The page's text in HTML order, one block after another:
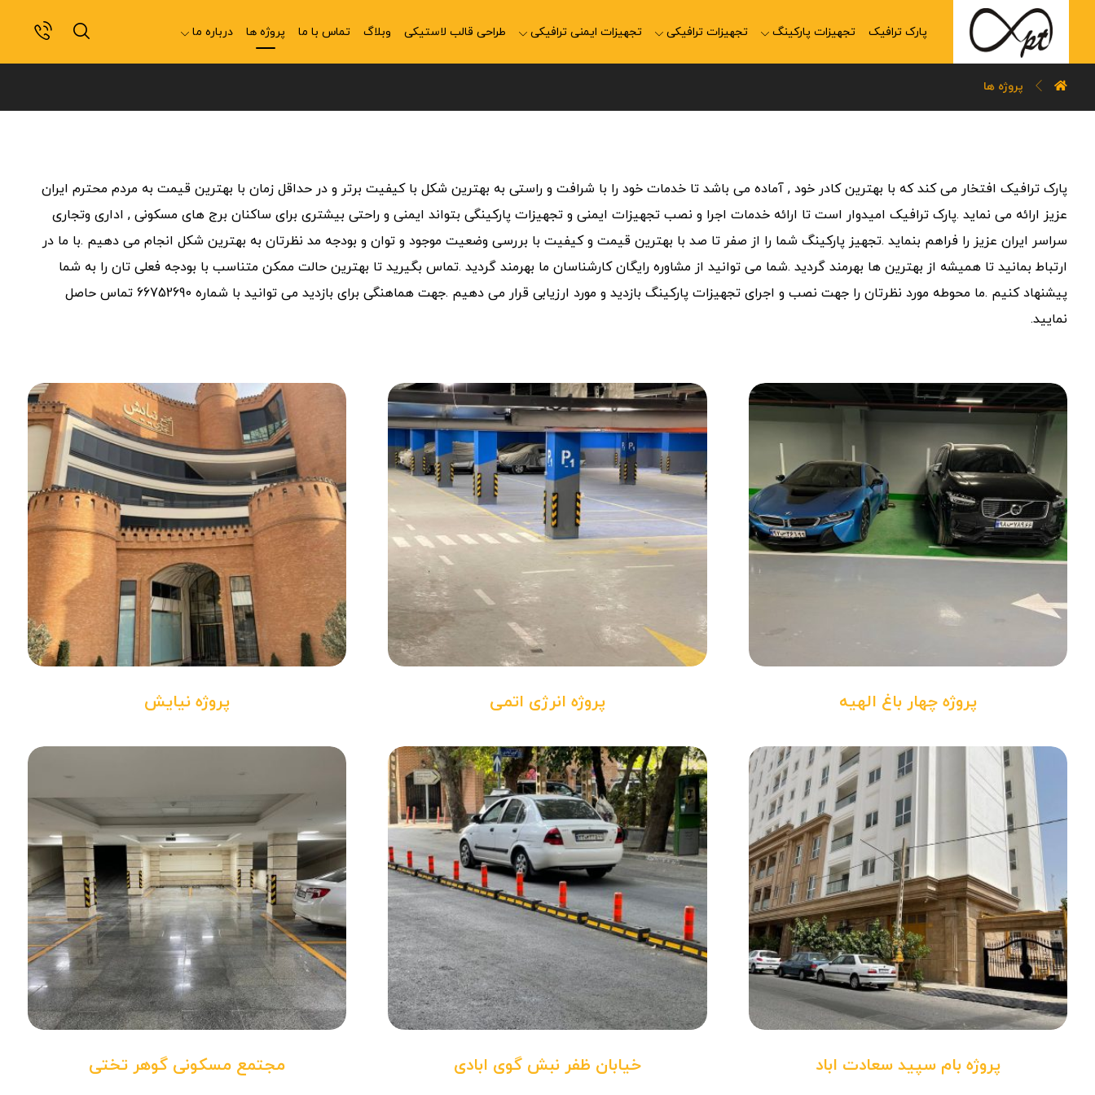
پارک ترافیک تجهیزات پارکینگ تجهیزات ترافیکی تجهیزات ایمنی ترافیکی طراحی قالب لاستیکی وبلاگ تماس با ما پروژه ها درباره ما
پروژه ها
پارک ترافیک افتخار می کند که با بهترین کادر خود , آماده می باشد تا خدمات خود را با شرافت و راستی به بهترین شکل با کیفیت برتر و در حداقل زمان با بهترین قیمت به مردم محترم ایران
عزیز ارائه می نماید .پارک ترافیک امیدوار است تا ارائه خدمات اجرا و نصب تجهیزات ایمنی و تجهیزات پارکینگی بتواند ایمنی و راحتی بیشتری برای ساکنان برج های مسکونی , اداری وتجاری
سراسر ایران عزیز را فراهم بنماید .تجهیز پارکینگ شما را از صفر تا صد با بهترین قیمت و کیفیت با بررسی وضعیت موجود و توان و بودجه مد نظرتان به بهترین شکل انجام می دهیم .با ما در
ارتباط بمانید تا همیشه از بهترین ها بهرمند گردید .شما می توانید از مشاوره رایگان کارشناسان ما بهرمند گردید .تماس بگیرید تا بهترین حالت ممکن متناسب با بودجه فعلی تان را به شما
پیشنهاد کنیم .ما محوطه مورد نظرتان را جهت نصب و اجرای تجهیزات پارکینگ بازدید و مورد ارزیابی قرار می دهیم .جهت هماهنگی برای بازدید می توانید با شماره 66752690 تماس حاصل
نمایید.
پروژه چهار باغ الهیه پروژه انرژی اتمی پروژه نیایش
پروژه بام سپید سعادت اباد خیابان ظفر نبش گوی ابادی مجتمع مسکونی گوهر تختی